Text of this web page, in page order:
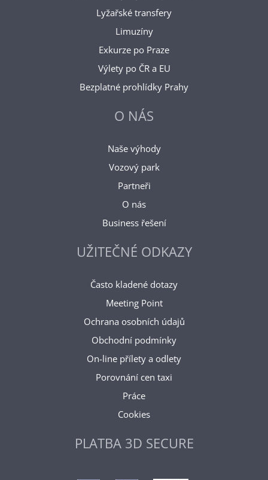
Lyžařské transfery
Limuzíny
Exkurze po Praze
Výlety po ČR a EU
Bezplatné prohlídky Prahy
O NÁS
Naše výhody
Vozový park
Partneři
O nás
Business řešení
UŽITEČNÉ ODKAZY
Často kladené dotazy
Meeting Point
Ochrana osobních údajů
Obchodní podmínky
On-line přílety a odlety
Porovnání cen taxi
Práce
Cookies
PLATBA 3D SECURE